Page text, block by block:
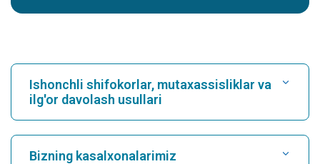
Ishonchli shifokorlar, mutaxassisliklar va
ilg'or davolash usullari
Kasalxonani toping
Bizning kasalxonalarimiz